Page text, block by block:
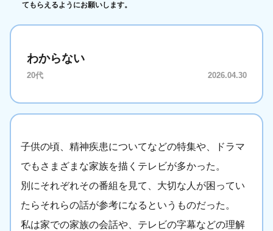
てもらえるようにお願いします。
わからない
20代 2026.04.30
子供の頃、精神疾患についてなどの特集や、ドラマ
でもさまざまな家族を描くテレビが多かった。
別にそれぞれその番組を見て、大切な人が困ってい
たらそれらの話が参考になるというものだった。
私は家での家族の会話や、テレビの字幕などの理解